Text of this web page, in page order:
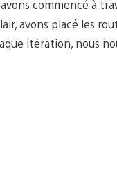
commencé à
avons placé les
itération, nous